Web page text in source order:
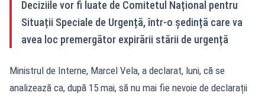
Deciziile vor fi luate de Comitetul Național pentru
Situații Speciale de Urgență, într-o ședință care va
avea loc premergător expirării stării de urgență
Ministrul de Interne, Marcel Vela, a declarat, luni, că se
analizează ca, după 15 mai, să nu mai fie nevoie de declarații